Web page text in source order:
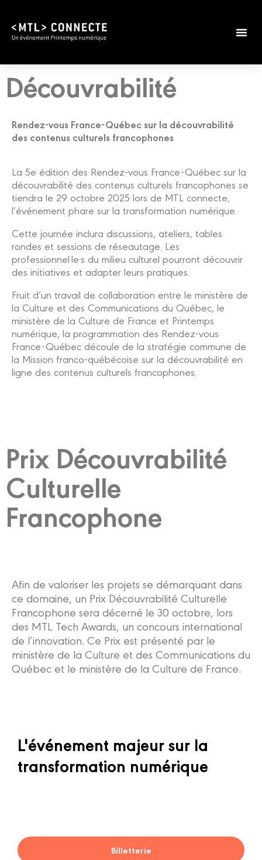
Découvrabilité
Rendez-vous France-Québec sur la découvrabilité
des contenus culturels francophones
La 5e édition des Rendez-vous France-Québec sur la
découvrabilité des contenus culturels francophones se
tiendra le 29 octobre 2025 lors de MTL connecte,
l’événement phare sur la transformation numérique.
Cette journée inclura discussions, ateliers, tables
rondes et sessions de réseautage. Les
professionnel·le·s du milieu culturel pourront découvrir
des initiatives et adapter leurs pratiques.
Fruit d’un travail de collaboration entre le ministère de
la Culture et des Communications du Québec, le
ministère de la Culture de France et Printemps
numérique, la programmation des Rendez-vous
France-Québec découle de la stratégie commune de
la Mission franco-québécoise sur la découvrabilité en
ligne des contenus culturels francophones.
Prix Découvrabilité
Culturelle
Francophone
Afin de valoriser les projets se démarquant dans
ce domaine, un Prix Découvrabilité Culturelle
Francophone sera décerné le 30 octobre, lors
des MTL Tech Awards, un concours international
de l’innovation. Ce Prix est présenté par le
ministère de la Culture et des Communications du
Québec et le ministère de la Culture de France.
L'événement majeur sur la
transformation numérique
Billetterie